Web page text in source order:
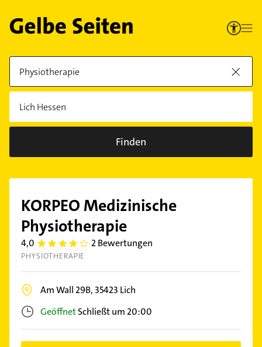
Finden
KORPEO Medizinische
Physiotherapie
4,0 4.0 2 Bewertungen
PHYSIOTHERAPIE
Am Wall 29B, 35423 Lich
GeöffnetSchließt um 20:00